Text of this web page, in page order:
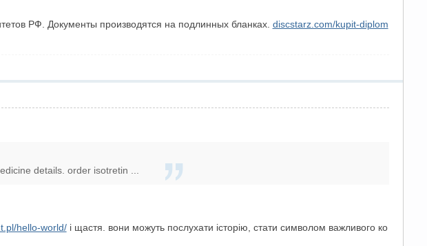
РФ. Документы производятся на подлинных бланках. discstarz.com/kupit-diplom
details. order isotretin ...
hello-world/і щастя. вони можуть послухати історію, стати символом важливого ко